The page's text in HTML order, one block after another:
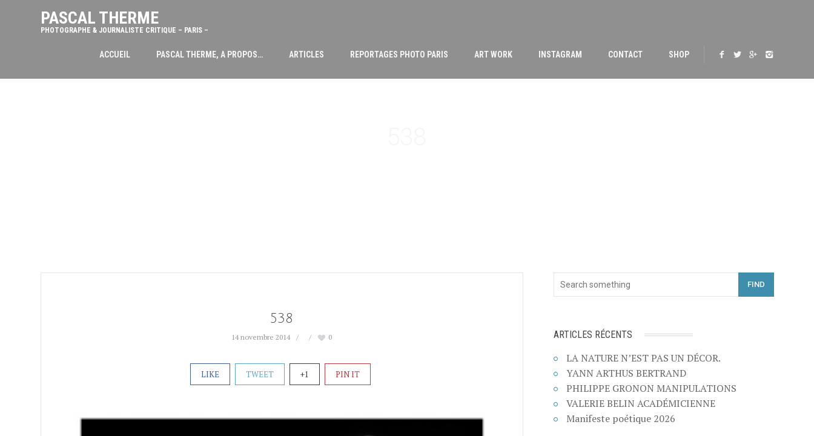
PASCAL THERME
PHOTOGRAPHE & JOURNALISTE CRITIQUE – PARIS –
ACCUEIL PASCAL THERME, A PROPOS… ARTICLES REPORTAGES PHOTO PARIS ART WORK INSTAGRAM CONTACT SHOP
538
14 novembre 2014 0
LIKE TWEET +1 PIN IT
FIND
ARTICLES RÉCENTS
LA NATURE N’EST PAS UN DÉCOR.
YANN ARTHUS BERTRAND
PHILIPPE GRONON MANIPULATIONS
VALERIE BELIN ACADÉMICIENNE
Manifeste poétique 2026